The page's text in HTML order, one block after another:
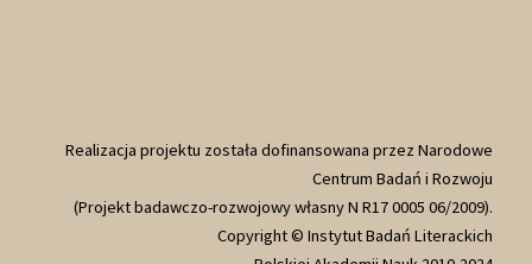
Realizacja projektu została dofinansowana przez Narodowe
Centrum Badań i Rozwoju
(Projekt badawczo-rozwojowy własny N R17 0005 06/2009).
Copyright © Instytut Badań Literackich